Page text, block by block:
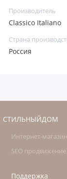
Производитель
Classico Italiano
Страна
Россия
СТИЛЬНЫЙДОМ
Интернет-
SEO
Поддержка